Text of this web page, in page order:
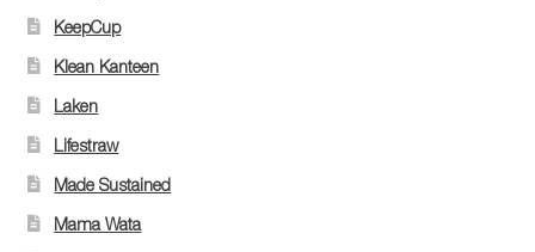
KeepCup
Klean Kanteen
Laken
Lifestraw
Made Sustained
Mama Wata